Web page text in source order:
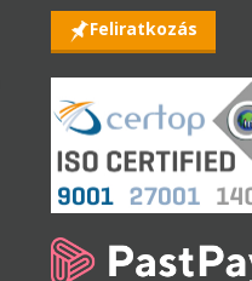
Feliratkozás